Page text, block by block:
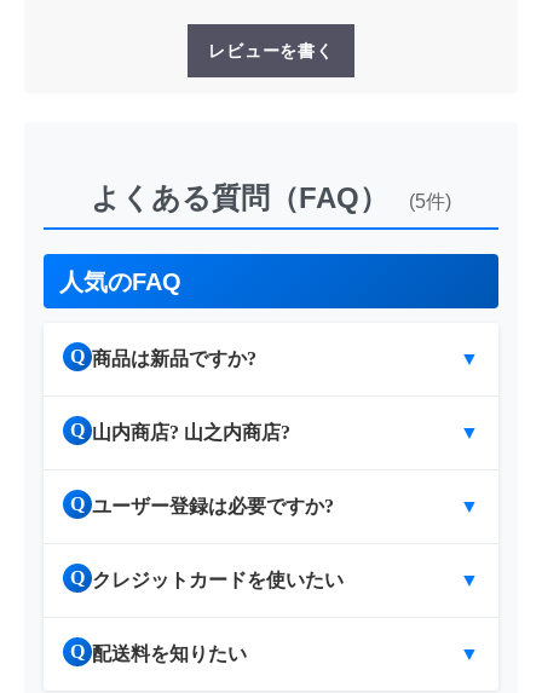
レビューを書く
よくある質問（FAQ） (5件)
人気のFAQ
Q 商品は新品ですか? ▼
Q 山内商店? 山之内商店? ▼
Q ユーザー登録は必要ですか? ▼
Q クレジットカードを使いたい ▼
Q 配送料を知りたい ▼